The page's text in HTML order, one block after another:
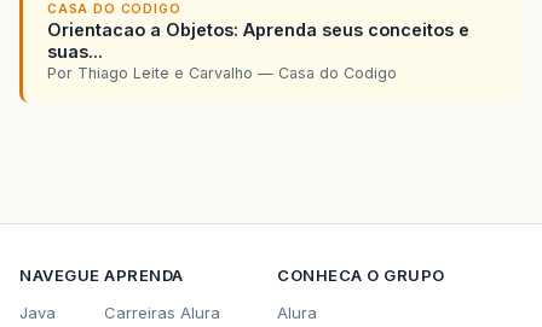
CASA DO CODIGO
Orientacao a Objetos: Aprenda seus conceitos e
suas...
Por Thiago Leite e Carvalho — Casa do Codigo
NAVEGUE
Java
APRENDA
Carreiras Alura
CONHECA O GRUPO
Alura